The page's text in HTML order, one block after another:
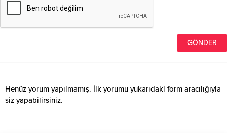
Henüz yorum yapılmamış. İlk yorumu yukarıdaki form aracılığıyla
siz yapabilirsiniz.